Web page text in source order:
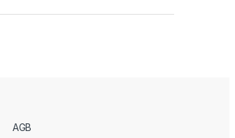
AGB